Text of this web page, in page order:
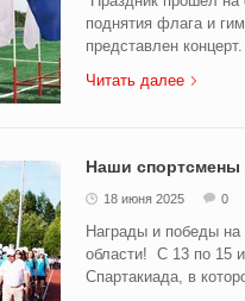
поднятия флага и
представлен
Читать далее
Наши спортсмены
18 июня 2025 0
Награды и победы на
области! С 13 по 15
Спартакиада, в